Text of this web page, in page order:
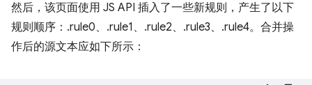
然后，该页面使用 JS API 插入了一些新规则，产生了以下
规则顺序：.rule0、.rule1、.rule2、.rule3、.rule4。合并操
作后的源文本应如下所示：